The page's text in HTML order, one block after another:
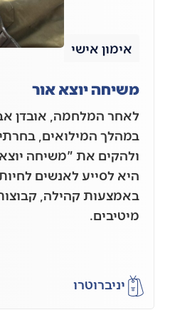
אימון אישי
משיחה יוצא אור
לאחר המלחמה, אובדן
במהלך המילואים,
ולהקים את "משיחה
היא לסייע לאנשים
באמצעות קהילה,
מיטיבים.
יניברוטרו